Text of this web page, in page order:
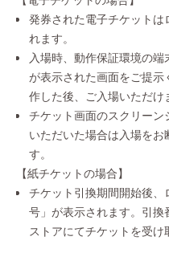
発券された電子チケットは
れます。
入場時、動作保証環境の
が表示された画面をご提
作した後、ご入場いただけ
チケット画面のスクリー
いただいた場合は入場を
す。
【紙チケットの場合】
チケット引換期間開始後、
号」が表示されます。引
ストアにてチケットを受